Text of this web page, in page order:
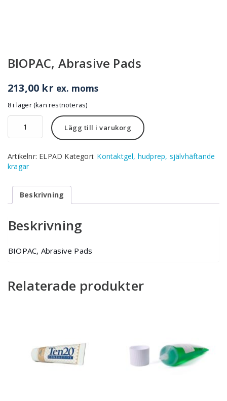
BIOPAC, Abrasive Pads
213,00 kr ex. moms
8 i lager (kan restnoteras)
BIOPAC,
Abrasive
Pads
Lägg till i varukorg
Artikelnr: ELPAD Kategori: Kontaktgel, hudprep, självhäftande
kragar
Beskrivning
Beskrivning
BIOPAC, Abrasive Pads
Relaterade produkter